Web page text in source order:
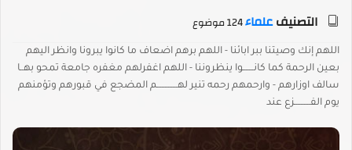
التصنيفعلماء
اللهم إنك وصيتنا ببر ابائنا - اللهم برهم اضعاف ما كانوا يبرونا وانظر اليهم
بعين الرحمة كما كانـــــــوا ينظروننا - اللهم اغفرلهم مغفره جامعة تمحو بهــا
سالف اوزارهم - وارحمهم رحمه تنير لهـــــــــــــم المضجع في قبورهم وتؤمنهم
يوم الفــــــــــزع عند